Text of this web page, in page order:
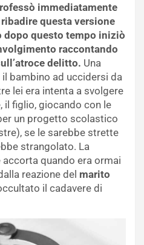
immediatamente
questa versione
dopo questo tempo iniziò
raccontando
delitto. Una
bambino ad uccidersi da
lei era intenta a svolgere
il figlio, giocando con le
un progetto scolastico
se le sarebbe strette
strangolato. La
accorta quando era ormai
reazione del marito
il cadavere di